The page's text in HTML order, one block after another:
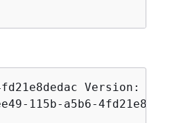
Version: $LATEST